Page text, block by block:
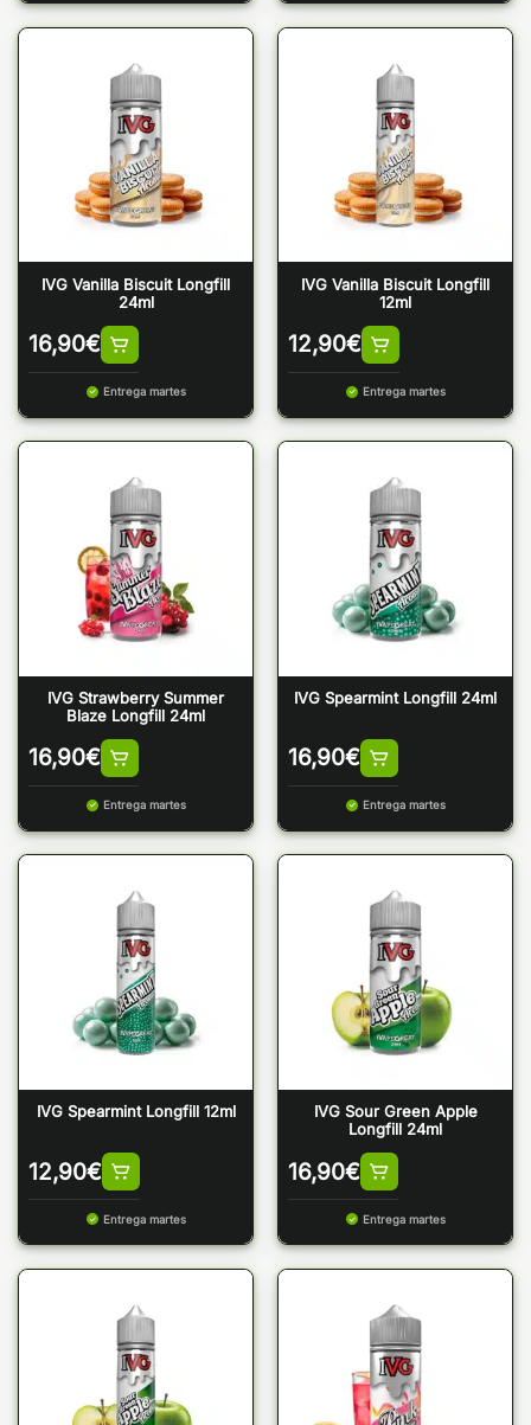
IVG Vanilla Biscuit Longfill
24ml
16,90€
Entrega martes
IVG Vanilla Biscuit Longfill
12ml
12,90€
Entrega martes
IVG Strawberry Summer
Blaze Longfill 24ml
16,90€
Entrega martes
IVG Spearmint Longfill 24ml
16,90€
Entrega martes
IVG Spearmint Longfill 12ml
12,90€
Entrega martes
IVG Sour Green Apple
Longfill 24ml
16,90€
Entrega martes